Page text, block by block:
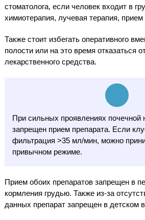
стоматолога, если человек входит в
химиотерапия, лучевая терапия,
Также стоит избегать оперативного
полости или на это время отказаться
лекарственного средства.
При сильных проявлениях почечной
запрещен прием препарата. Если
фильтрация >35 мл/мин, можно
привычном режиме.
Прием обоих препаратов запрещен в
кормления грудью. Также из-за
данных препарат запрещен в детском